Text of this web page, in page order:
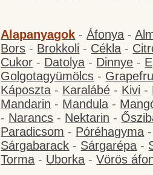
Alapanyagok -Áfonya -
Bors - Brokkoli - Cékla -
Cukor - Datolya - Dinnye -
Golgotagyümölcs -
Káposzta - Karalábé - Kivi -
Mandarin - Mandula -
- Narancs - Nektarin -
Paradicsom - Póréhagyma
Sárgabarack - Sárgarépa -
Torma - Uborka -Vörös